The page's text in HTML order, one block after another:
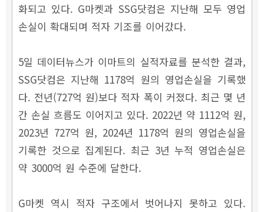
화되고 있다. G마켓과 SSG닷컴은 지난해 모두 영업
손실이 확대되며 적자 기조를 이어갔다.
5일 데이터뉴스가 이마트의 실적자료를 분석한 결과,
SSG닷컴은 지난해 1178억 원의 영업손실을 기록했
다. 전년(727억 원)보다 적자 폭이 커졌다. 최근 몇 년
간 손실 흐름도 이어지고 있다. 2022년 약 1112억 원,
2023년 727억 원, 2024년 1178억 원의 영업손실을
기록한 것으로 집계된다. 최근 3년 누적 영업손실은
약 3000억 원 수준에 달한다.
G마켓 역시 적자 구조에서 벗어나지 못하고 있다.